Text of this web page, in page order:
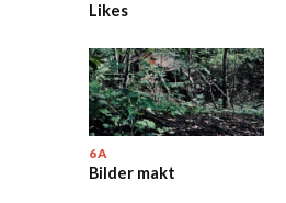
Likes
6A
Bilder makt